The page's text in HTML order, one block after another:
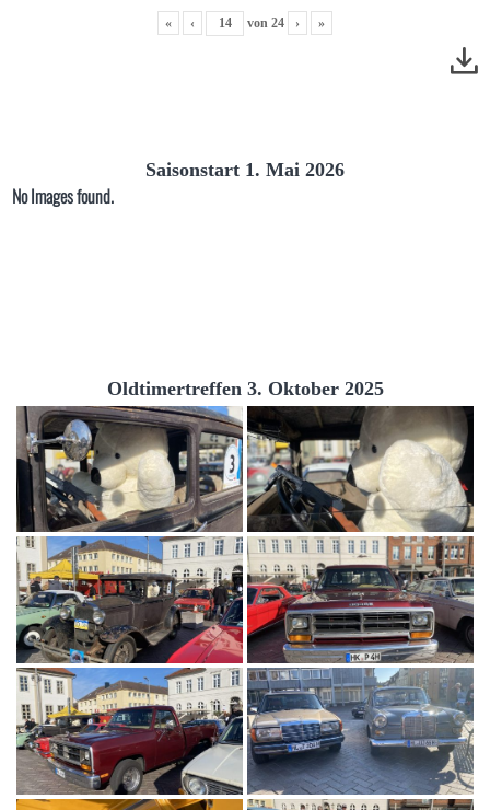
« ‹ von 24 › »
Saisonstart 1. Mai 2026
No Images found.
Oldtimertreffen 3. Oktober 2025